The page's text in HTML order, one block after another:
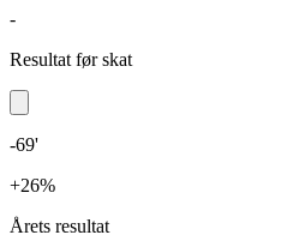
-
Resultat før skat
-69'
+26%
Årets resultat